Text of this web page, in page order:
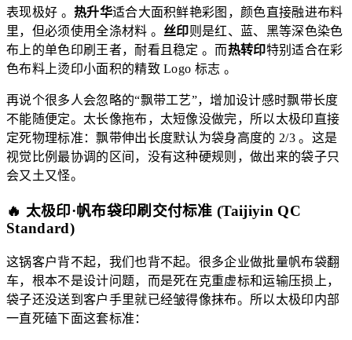
表现极好 。 热升华适合大面积鲜艳彩图，颜色直接融进布料
里，但必须使用全涤材料 。 丝印则是红、蓝、黑等深色染色
布上的单色印刷王者，耐看且稳定 。而热转印特别适合在彩
色布料上烫印小面积的精致 Logo 标志 。
再说个很多人会忽略的“飘带工艺”，增加设计感时飘带长度
不能随便定。太长像拖布，太短像没做完，所以太极印直接
定死物理标准：飘带伸出长度默认为袋身高度的 2/3 。这是
视觉比例最协调的区间，没有这种硬规则，做出来的袋子只
会又土又怪。
🔥 太极印·帆布袋印刷交付标准 (Taijiyin QC
Standard)
这锅客户背不起，我们也背不起。很多企业做批量帆布袋翻
车，根本不是设计问题，而是死在克重虚标和运输压损上，
袋子还没送到客户手里就已经皱得像抹布。所以太极印内部
一直死磕下面这套标准：